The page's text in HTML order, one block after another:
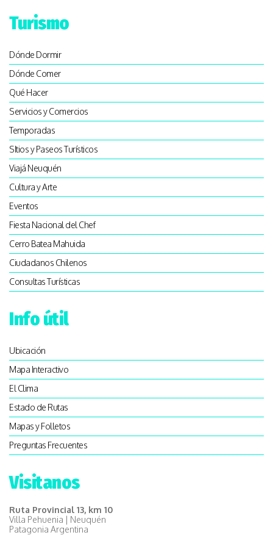
Turismo
Dónde Dormir
Dónde Comer
Qué Hacer
Servicios y Comercios
Temporadas
SItios y Paseos Turísticos
Viajá Neuquén
Cultura y Arte
Eventos
Fiesta Nacional del Chef
Cerro Batea Mahuida
Ciudadanos Chilenos
Consultas Turísticas
Info útil
Ubicación
Mapa Interactivo
El Clima
Estado de Rutas
Mapas y Folletos
Preguntas Frecuentes
Visitanos
Ruta Provincial 13, km 10
Villa Pehuenia | Neuquén
Patagonia Argentina